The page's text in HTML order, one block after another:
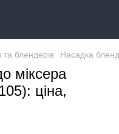
та блендерів Насадка
міксера
ціна,